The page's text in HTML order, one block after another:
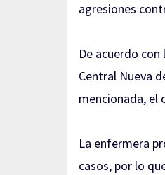
agresiones
De acuerdo
Central Nueva
mencionada, el
La enfermera
casos, por lo